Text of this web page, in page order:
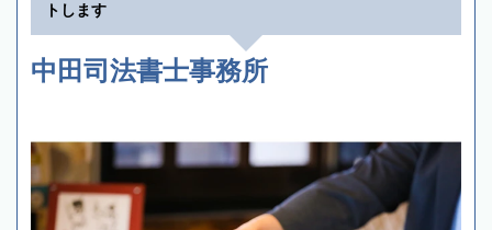
トします
中田司法書士事務所